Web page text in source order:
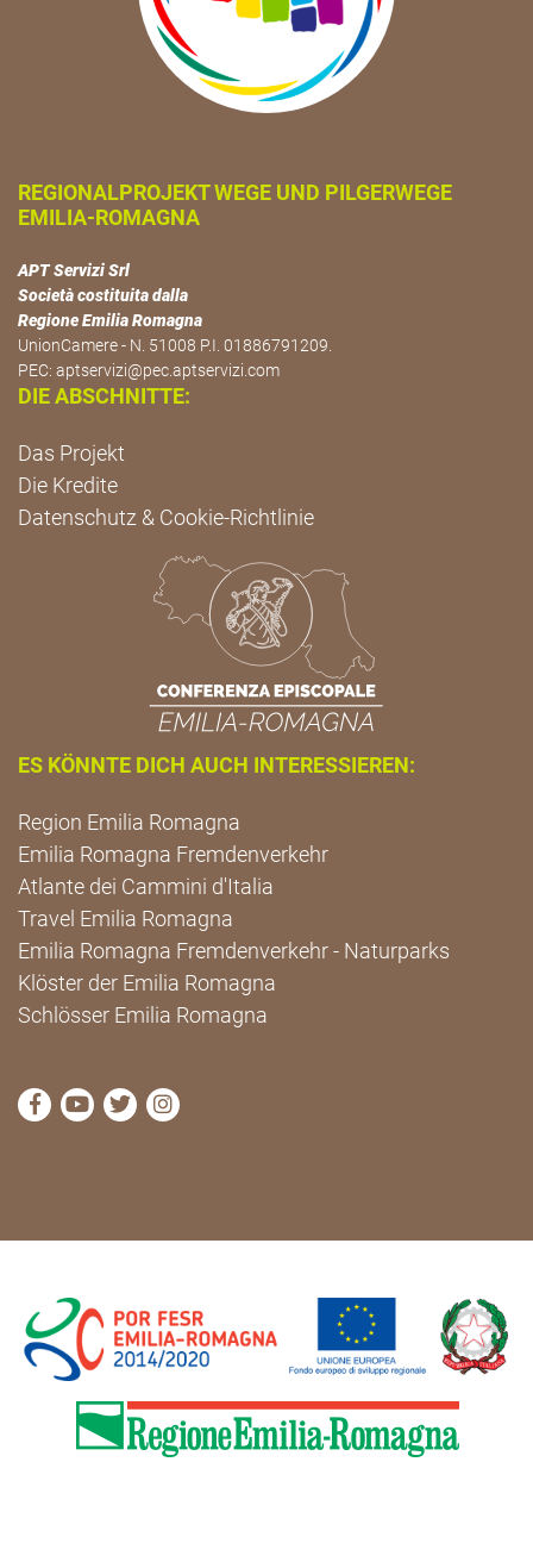
REGIONALPROJEKT WEGE UND PILGERWEGE
EMILIA-ROMAGNA
APT Servizi Srl
Società costituita dalla
Regione Emilia Romagna
UnionCamere - N. 51008 P.I. 01886791209.
PEC: aptservizi@pec.aptservizi.com
DIE ABSCHNITTE:
Das Projekt
Die Kredite
Datenschutz & Cookie-Richtlinie
ES KÖNNTE DICH AUCH INTERESSIEREN:
Region Emilia Romagna
Emilia Romagna Fremdenverkehr
Atlante dei Cammini d'Italia
Travel Emilia Romagna
Emilia Romagna Fremdenverkehr - Naturparks
Klöster der Emilia Romagna
Schlösser Emilia Romagna
die Seite Facebook von Cammini Emilia-Romagna
die Seite YouTube von Cammini Emilia-
die Seite Twitter von Cammini Emilia-
die Seite Instagram von Cammini